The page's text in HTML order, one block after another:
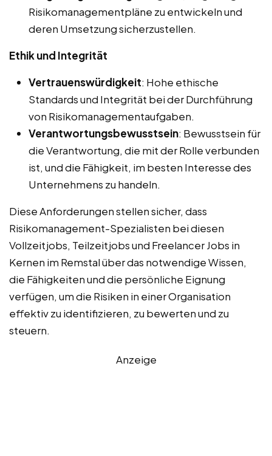
Risikomanagementpläne zu entwickeln und
deren Umsetzung sicherzustellen.
Ethik und Integrität
Vertrauenswürdigkeit: Hohe ethische
Standards und Integrität bei der Durchführung
von Risikomanagementaufgaben.
Verantwortungsbewusstsein: Bewusstsein für
die Verantwortung, die mit der Rolle verbunden
ist, und die Fähigkeit, im besten Interesse des
Unternehmens zu handeln.
Diese Anforderungen stellen sicher, dass
Risikomanagement-Spezialisten bei diesen
Vollzeitjobs, Teilzeitjobs und Freelancer Jobs in
Kernen im Remstal über das notwendige Wissen,
die Fähigkeiten und die persönliche Eignung
verfügen, um die Risiken in einer Organisation
effektiv zu identifizieren, zu bewerten und zu
steuern.
Anzeige